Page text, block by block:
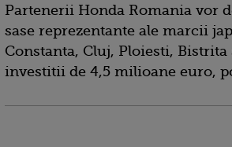
Partenerii Honda Romania vor
sase reprezentante ale marcii
Constanta, Cluj, Ploiesti,
investitii de 4,5 milioane euro,